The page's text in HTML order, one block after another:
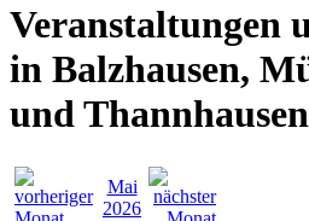
Veranstaltungen
in Balzhausen,
und Thannhausen
Mai
2026